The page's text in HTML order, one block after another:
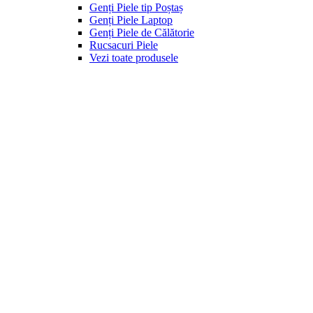
Genți Piele tip Poștaș
Genți Piele Laptop
Genți Piele de Călătorie
Rucsacuri Piele
Vezi toate produsele